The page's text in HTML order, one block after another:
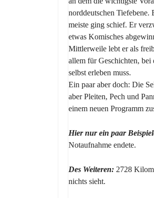
norddeutschen Tiefebene.
meiste ging schief. Er
etwas Komisches
Mittlerweile lebt er als
allem für Geschichten, bei
selbst erleben muss.
Ein paar aber doch: Die
aber Pleiten, Pech und
einem neuen Programm
Hier nur ein paar
Notaufnahme endete.
Des Weiteren: 2728
nichts sieht.